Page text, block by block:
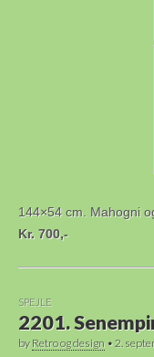
144×54 cm. Mahogni
Kr. 700,-
SPEJLE
2201.
byRetro og design •2.